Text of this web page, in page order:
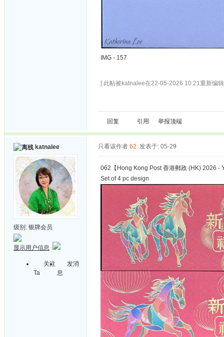
IMG - 157
[ 此帖被katnalee在22-05-2026 10:21重新编
回复 引用 举报顶端
katnalee
级别: 银牌会员
显示用户信息
关注
Ta
发消
息
只看该作者 62 发表于: 05-29
062【Hong Kong Post 香港郵政 (HK) 2026 -
Set of 4 pc design